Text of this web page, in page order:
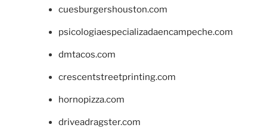
cuesburgershouston.com
psicologiaespecializadaencampeche.com
dmtacos.com
crescentstreetprinting.com
hornopizza.com
driveadragster.com